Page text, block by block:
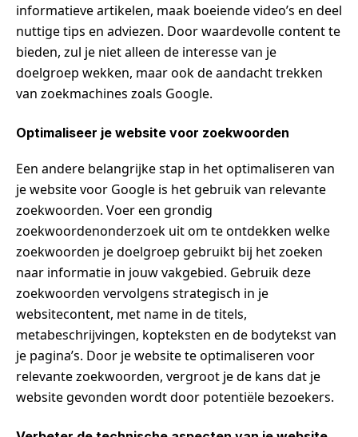
informatieve artikelen, maak boeiende video’s en deel
nuttige tips en adviezen. Door waardevolle content te
bieden, zul je niet alleen de interesse van je
doelgroep wekken, maar ook de aandacht trekken
van zoekmachines zoals Google.
Optimaliseer je website voor zoekwoorden
Een andere belangrijke stap in het optimaliseren van
je website voor Google is het gebruik van relevante
zoekwoorden. Voer een grondig
zoekwoordenonderzoek uit om te ontdekken welke
zoekwoorden je doelgroep gebruikt bij het zoeken
naar informatie in jouw vakgebied. Gebruik deze
zoekwoorden vervolgens strategisch in je
websitecontent, met name in de titels,
metabeschrijvingen, kopteksten en de bodytekst van
je pagina’s. Door je website te optimaliseren voor
relevante zoekwoorden, vergroot je de kans dat je
website gevonden wordt door potentiële bezoekers.